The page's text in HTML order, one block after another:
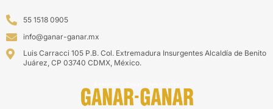
55 1518 0905
info@ganar-ganar.mx
Luis Carracci 105 P.B. Col. Extremadura Insurgentes Alcaldía de Benito
Juárez, CP 03740 CDMX, México.